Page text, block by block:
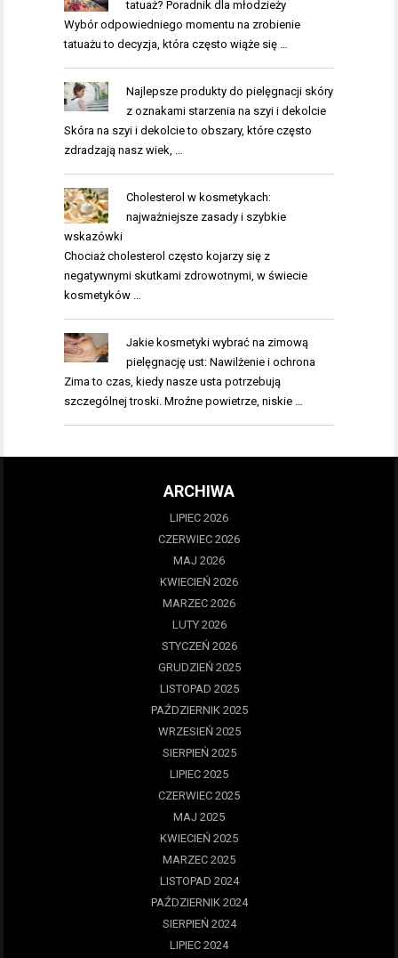
tatuaż? Poradnik dla młodzieży
Wybór odpowiedniego momentu na zrobienie
tatuażu to decyzja, która często wiąże się …
Najlepsze produkty do pielęgnacji skóry
z oznakami starzenia na szyi i dekolcie
Skóra na szyi i dekolcie to obszary, które często
zdradzają nasz wiek, …
Cholesterol w kosmetykach:
najważniejsze zasady i szybkie
wskazówki
Chociaż cholesterol często kojarzy się z
negatywnymi skutkami zdrowotnymi, w świecie
kosmetyków …
Jakie kosmetyki wybrać na zimową
pielęgnację ust: Nawilżenie i ochrona
Zima to czas, kiedy nasze usta potrzebują
szczególnej troski. Mroźne powietrze, niskie …
ARCHIWA
LIPIEC 2026
CZERWIEC 2026
MAJ 2026
KWIECIEŃ 2026
MARZEC 2026
LUTY 2026
STYCZEŃ 2026
GRUDZIEŃ 2025
LISTOPAD 2025
PAŹDZIERNIK 2025
WRZESIEŃ 2025
SIERPIEŃ 2025
LIPIEC 2025
CZERWIEC 2025
MAJ 2025
KWIECIEŃ 2025
MARZEC 2025
LISTOPAD 2024
PAŹDZIERNIK 2024
SIERPIEŃ 2024
LIPIEC 2024